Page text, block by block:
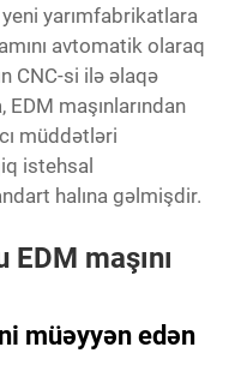
yarımfabrikatlara
avtomatik olaraq
CNC-si ilə əlaqə
maşınlarından
müddətləri
istehsal
halına gəlmişdir.
maşını
müəyyən edən